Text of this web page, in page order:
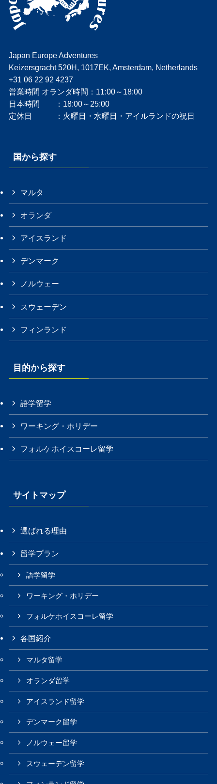
Japan Europe Adventures
Keizersgracht 520H, 1017EK, Amsterdam, Netherlands
+31 06 22 92 4237
営業時間 オランダ時間：11:00～18:00
日本時間 ：18:00～25:00
定休日 ：火曜日・水曜日・アイルランドの祝日
国から探す
マルタ
オランダ
アイスランド
デンマーク
ノルウェー
スウェーデン
フィンランド
目的から探す
語学留学
ワーキング・ホリデー
フォルケホイスコーレ留学
サイトマップ
選ばれる理由
留学プラン
語学留学
ワーキング・ホリデー
フォルケホイスコーレ留学
各国紹介
マルタ留学
オランダ留学
アイスランド留学
デンマーク留学
ノルウェー留学
スウェーデン留学